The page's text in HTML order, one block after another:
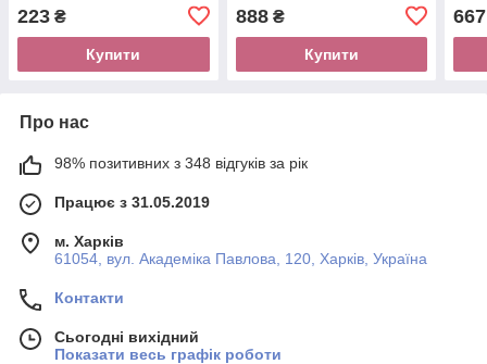
223 ₴
Купити
888₴
Купити
667
Про нас
98% позитивних з 348 відгуків за рік
Працює з 31.05.2019
м. Харків
61054, вул. Академіка Павлова, 120, Харків, Україна
Контакти
Сьогодні вихідний
Показати весь графік роботи